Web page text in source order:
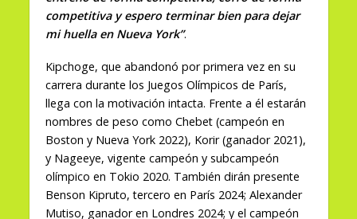
competitiva y espero terminar bien para dejar
mi huella en Nueva York”.
Kipchoge, que abandonó por primera vez en su
carrera durante los Juegos Olímpicos de París,
llega con la motivación intacta. Frente a él estarán
nombres de peso como Chebet (campeón en
Boston y Nueva York 2022), Korir (ganador 2021),
y Nageeye, vigente campeón y subcampeón
olímpico en Tokio 2020. También dirán presente
Benson Kipruto, tercero en París 2024; Alexander
Mutiso, ganador en Londres 2024; y el campeón